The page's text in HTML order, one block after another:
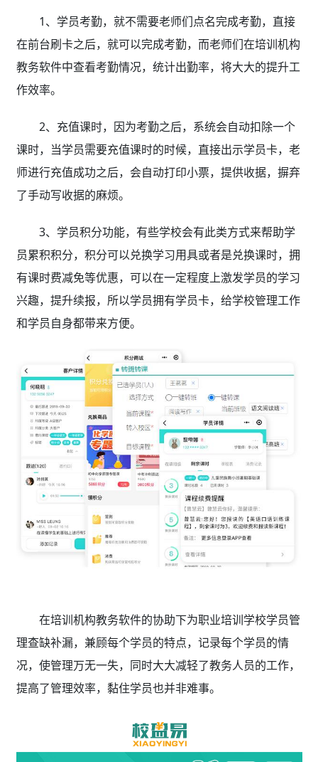
1、学员考勤，就不需要老师们点名完成考勤，直接
在前台刷卡之后，就可以完成考勤，而老师们在培训机构
教务软件中查看考勤情况，统计出勤率，将大大的提升工
作效率。
2、充值课时，因为考勤之后，系统会自动扣除一个
课时，当学员需要充值课时的时候，直接出示学员卡，老
师进行充值成功之后，会自动打印小票，提供收据，摒弃
了手动写收据的麻烦。
3、学员积分功能，有些学校会有此类方式来帮助学
员累积积分，积分可以兑换学习用具或者是兑换课时，拥
有课时费减免等优惠，可以在一定程度上激发学员的学习
兴趣，提升续报，所以学员拥有学员卡，给学校管理工作
和学员自身都带来方便。
在培训机构教务软件的协助下为职业培训学校学员管
理查缺补漏，兼顾每个学员的特点，记录每个学员的情
况，使管理万无一失，同时大大减轻了教务人员的工作，
提高了管理效率，黏住学员也并非难事。